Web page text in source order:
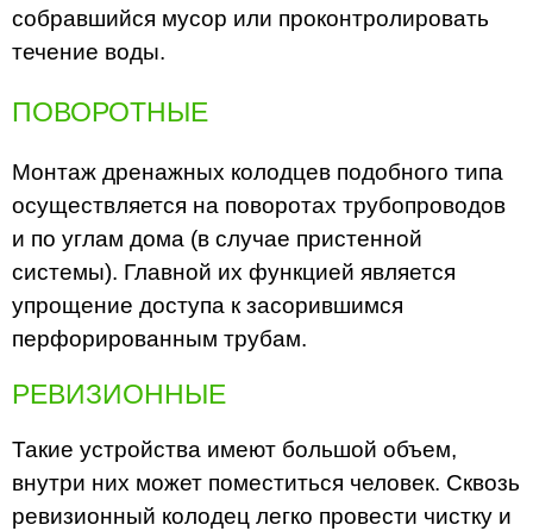
собравшийся мусор или проконтролировать
течение воды.
ПОВОРОТНЫЕ
Монтаж дренажных колодцев подобного типа
осуществляется на поворотах трубопроводов
и по углам дома (в случае пристенной
системы). Главной их функцией является
упрощение доступа к засорившимся
перфорированным трубам.
РЕВИЗИОННЫЕ
Такие устройства имеют большой объем,
внутри них может поместиться человек. Сквозь
ревизионный колодец легко провести чистку и